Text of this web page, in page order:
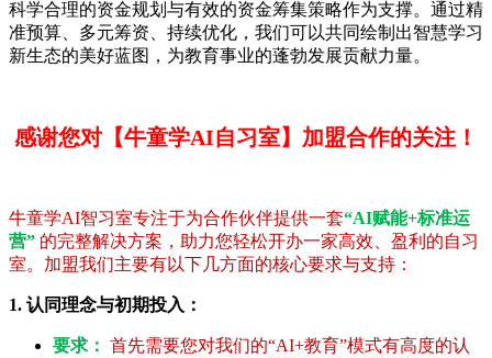
科学合理的资金规划与有效的资金筹集策略作为支撑。通过精
准预算、多元筹资、持续优化，我们可以共同绘制出智慧学习
新生态的美好蓝图，为教育事业的蓬勃发展贡献力量。
感谢您对【牛童学AI自习室】加盟合作的关注！
牛童学AI智习室专注于为合作伙伴提供一套“AI赋能+标准运
营” 的完整解决方案，助力您轻松开办一家高效、盈利的自习
室。加盟我们主要有以下几方面的核心要求与支持：
1. 认同理念与初期投入：
要求： 首先需要您对我们的“AI+教育”模式有高度的认